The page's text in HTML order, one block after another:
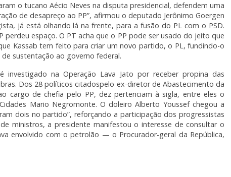
o tucano Aécio Neves na disputa presidencial, defendem uma
de desapreço ao PP”, afirmou o deputado Jerônimo Goergen
já está olhando lá na frente, para a fusão do PL com o PSD.
perdeu espaço. O PT acha que o PP pode ser usado do jeito que
Kassab tem feito para criar um novo partido, o PL, fundindo-o
sustentação ao governo federal.
na Operação Lava Jato por receber propina das
Dos 28 políticos citadospelo ex-diretor de Abastecimento da
cargo de chefia pelo PP, dez pertenciam à sigla, entre eles o
Mario Negromonte. O doleiro Alberto Youssef chegou a
dois no partido”, reforçando a participação dos progressistas
ministros, a presidente manifestou o interesse de consultar o
envolvido com o petrolão — o Procurador-geral da República,